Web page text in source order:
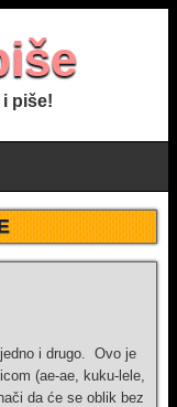
piše!
i drugo. Ovo je
(ae-ae, kuku-lele,
da će se oblik bez